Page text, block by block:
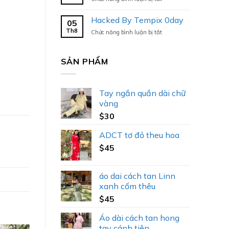
Tempix
0day
05
Th8
Hacked By Tempix 0day
Chức năng bình luận bị tắtở
SẢN PHẨM
Tay ngắn quần dài chữ
vàng
$30
ADCT tơ đỏ theu hoa
$45
áo dai cách tan Linn
xanh cốm thêu
$45
Áo dài cách tan hong